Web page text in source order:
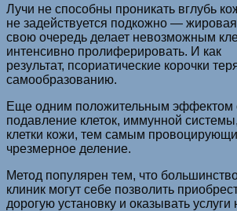
Лучи не способны проникать вглубь
не задействуется подкожно — жировая
свою очередь делает невозможным
интенсивно пролиферировать. И как
результат, псориатические корочки
самообразованию.
Еще одним положительным эффектом
подавление клеток, иммунной
клетки кожи, тем самым
чрезмерное деление.
Метод популярен тем, что
клиник могут себе позволить
дорогую установку и оказывать